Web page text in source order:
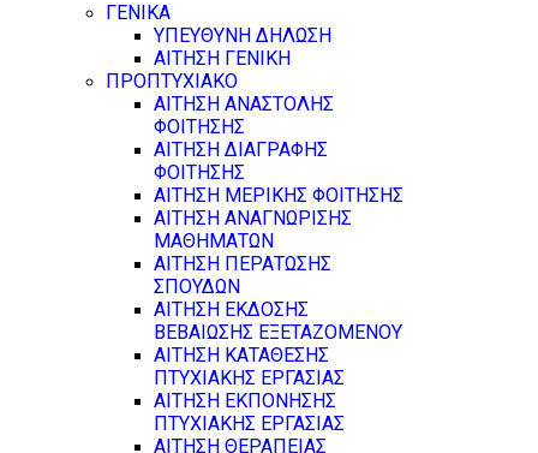
ΓΕΝΙΚΑ
ΥΠΕΥΘΥΝΗ ΔΗΛΩΣΗ
ΑΙΤΗΣΗ ΓΕΝΙΚΗ
ΠΡΟΠΤΥΧΙΑΚΟ
ΑΙΤΗΣΗ ΑΝΑΣΤΟΛΗΣ
ΦΟΙΤΗΣΗΣ
ΑΙΤΗΣΗ ΔΙΑΓΡΑΦΗΣ
ΦΟΙΤΗΣΗΣ
ΑΙΤΗΣΗ ΜΕΡΙΚΗΣ ΦΟΙΤΗΣΗΣ
ΑΙΤΗΣΗ ΑΝΑΓΝΩΡΙΣΗΣ
ΜΑΘΗΜΑΤΩΝ
ΑΙΤΗΣΗ ΠΕΡΑΤΩΣΗΣ
ΣΠΟΥΔΩΝ
ΑΙΤΗΣΗ ΕΚΔΟΣΗΣ
ΒΕΒΑΙΩΣΗΣ ΕΞΕΤΑΖΟΜΕΝΟΥ
ΑΙΤΗΣΗ ΚΑΤΑΘΕΣΗΣ
ΠΤΥΧΙΑΚΗΣ ΕΡΓΑΣΙΑΣ
ΑΙΤΗΣΗ ΕΚΠΟΝΗΣΗΣ
ΠΤΥΧΙΑΚΗΣ ΕΡΓΑΣΙΑΣ
ΑΙΤΗΣΗ ΘΕΡΑΠΕΙΑΣ